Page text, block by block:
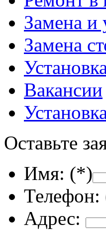
Замена и
Замена
Вакансии
Оставьте
Имя: (*)
Телефон:
Адрес: